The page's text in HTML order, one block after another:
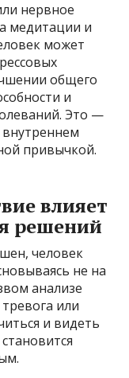
нервное
медитации и
может
общего
и
Это —
привычкой.
влияет
решений
человек
не на
анализе
или
и видеть